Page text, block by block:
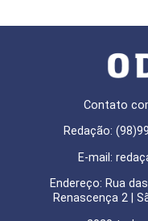
Contato
Redação:
E-mail:
Endereço: Rua
Renascença 2 |